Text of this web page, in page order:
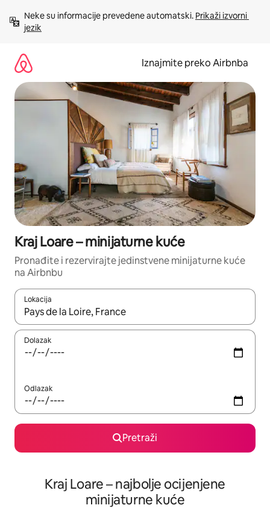
sadržaj
Neke su informacije prevedene automatski. Prikaži izvorni
jezik
Iznajmite preko Airbnba
Kraj Loare – minijaturne kuće
Pronađite i rezervirajte jedinstvene minijaturne kuće
na Airbnbu
Lokacija
Kada budu dostupni rezultati, moći ćete ih pregledati
Dolazak
Odlazak
Pretraži
Kraj Loare – najbolje ocijenjene
minijaturne kuće